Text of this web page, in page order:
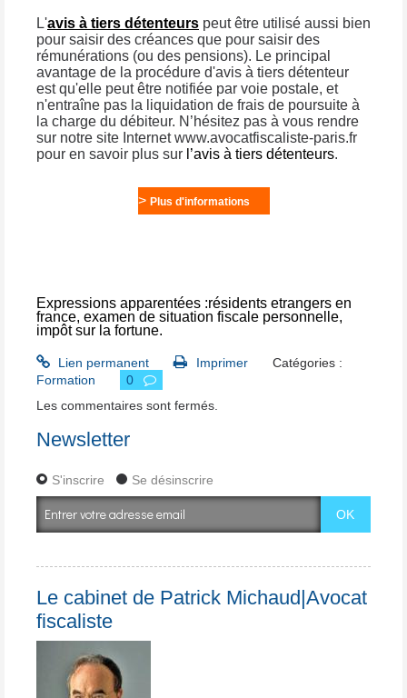
L'avis à tiers détenteurs peut être utilisé aussi bien
pour saisir des créances que pour saisir des
rémunérations (ou des pensions). Le principal
avantage de la procédure d'avis à tiers détenteur
est qu'elle peut être notifiée par voie postale, et
n'entraîne pas la liquidation de frais de poursuite à
la charge du débiteur. N’hésitez pas à vous rendre
sur notre site Internet www.avocatfiscaliste-paris.fr
pour en savoir plus sur l’avis à tiers détenteurs.
> Plus d'informations
Expressions apparentées :résidents etrangers en
france, examen de situation fiscale personnelle,
impôt sur la fortune.
Lien permanent Imprimer
Catégories :
Formation
0
Les commentaires sont fermés.
Newsletter
S'inscrire Se désinscrire
Le cabinet de Patrick Michaud|Avocat
fiscaliste